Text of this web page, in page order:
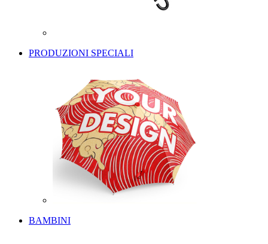
PRODUZIONI SPECIALI
BAMBINI